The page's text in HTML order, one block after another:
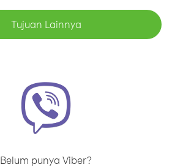
Tujuan Lainnya
Belum punya Viber?